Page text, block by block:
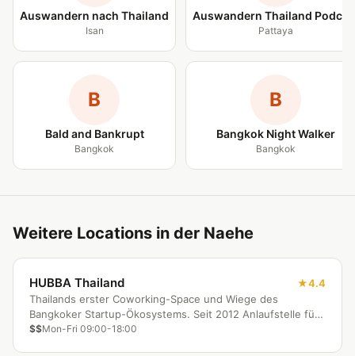
Auswandern nach Thailand
Isan
Auswandern Thailand
Pattaya
B
Bald and Bankrupt
Bangkok
B
Bangkok Night Walker
Bangkok
Weitere Locations in der Naehe
HUBBA Thailand
4.4
Thailands erster Coworking-Space und Wiege des
Bangkoker Startup-Ökosystems. Seit 2012 Anlaufstelle für
Tech-Meetups, Hackathons und Mentorship-Programme.
$$Mon-Fri 09:00-18:00